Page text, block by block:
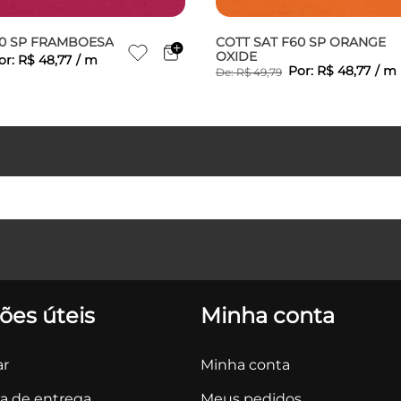
SP FRAMBOESA
R$ 48,77 / m
COTT SAT F60 SP ORANGE
OXIDE
De:R$ 49,79 Por: R$ 48,77 / m
úteis Minha conta
Minha conta